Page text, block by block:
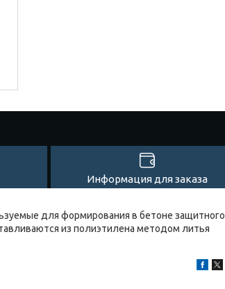
Информация для заказа
для формирования в бетоне защитного
из полиэтилена методом литья